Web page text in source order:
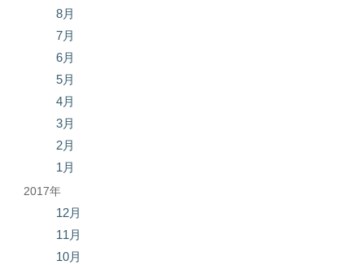
8月
7月
6月
5月
4月
3月
2月
1月
2017年
12月
11月
10月